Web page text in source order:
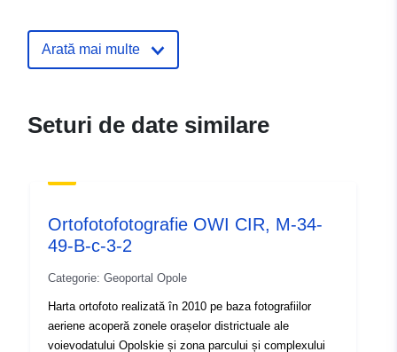
50.6253 ], [ 18.0625,
Tip: Polygon
Conform cu: 2180
Arată mai multe
Seturi de date similare
Ortofotofotografie OWI CIR, M-34-
49-B-c-3-2
Categorie: Geoportal Opole
Harta ortofoto realizată în 2010 pe baza fotografiilor
aeriene acoperă zonele orașelor districtuale ale
voievodatului Opolskie și zona parcului și complexului